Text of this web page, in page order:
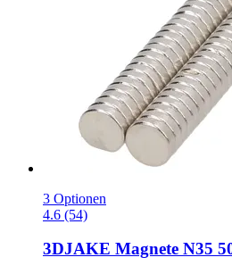
3 Optionen
4.6 (54)
3DJAKE Magnete N35